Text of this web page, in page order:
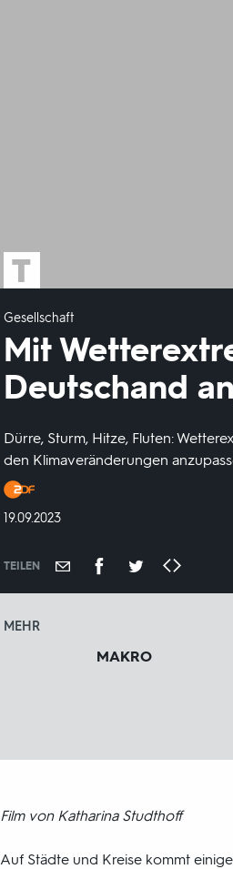
Gesellschaft
Mit
Deutschand
Dürre, Sturm, Hitze, Fluten:
den Klimaveränderungen
Produktionsland
und
DATUM:
19.09.2023
TEILEN
MEHR
MAKRO
Film von Katharina Studthoff
Auf Städte und Kreise kommt